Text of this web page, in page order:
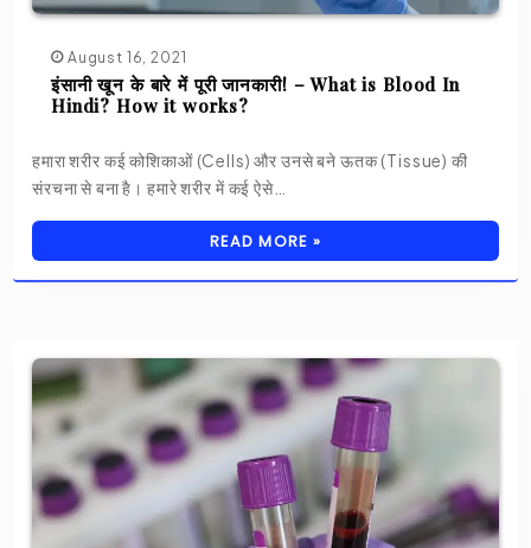
August 16, 2021
इंसानी खून के बारे में पूरी जानकारी! – What is Blood In
Hindi? How it works?
हमारा शरीर कई कोशिकाओं (Cells) और उनसे बने ऊतक (Tissue) की
संरचना से बना है। हमारे शरीर में कई ऐसे…
READ MORE »